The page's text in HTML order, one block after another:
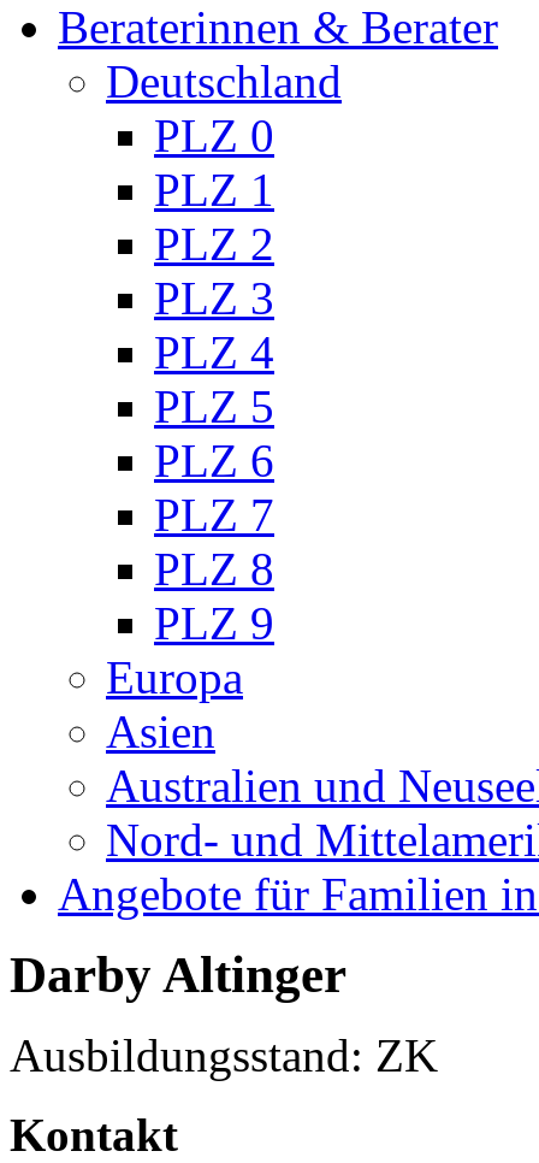
Beraterinnen & Berater
Deutschland
PLZ 0
PLZ 1
PLZ 2
PLZ 3
PLZ 4
PLZ 5
PLZ 6
PLZ 7
PLZ 8
PLZ 9
Europa
Asien
Australien und
Nord- und
Angebote für Familien
Darby Altinger
Ausbildungsstand: ZK
Kontakt